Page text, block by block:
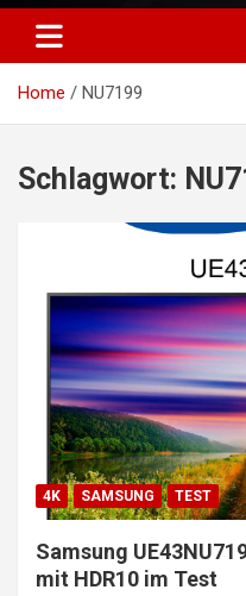
Home NU7199
Schlagwort:
4K SAMSUNG TEST
Samsung
mit HDR10 im Test